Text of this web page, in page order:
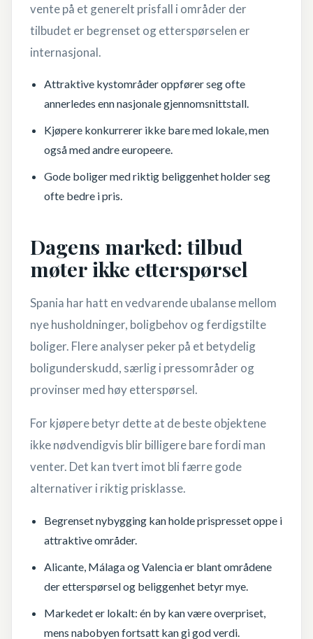
vente på et generelt prisfall i områder der
tilbudet er begrenset og etterspørselen er
internasjonal.
Attraktive kystområder oppfører seg ofte
annerledes enn nasjonale gjennomsnittstall.
Kjøpere konkurrerer ikke bare med lokale, men
også med andre europeere.
Gode boliger med riktig beliggenhet holder seg
ofte bedre i pris.
Dagens marked: tilbud
møter ikke etterspørsel
Spania har hatt en vedvarende ubalanse mellom
nye husholdninger, boligbehov og ferdigstilte
boliger. Flere analyser peker på et betydelig
boligunderskudd, særlig i pressområder og
provinser med høy etterspørsel.
For kjøpere betyr dette at de beste objektene
ikke nødvendigvis blir billigere bare fordi man
venter. Det kan tvert imot bli færre gode
alternativer i riktig prisklasse.
Begrenset nybygging kan holde prispresset oppe i
attraktive områder.
Alicante, Málaga og Valencia er blant områdene
der etterspørsel og beliggenhet betyr mye.
Markedet er lokalt: én by kan være overpriset,
mens nabobyen fortsatt kan gi god verdi.